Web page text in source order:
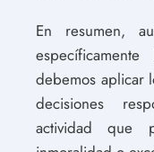
En resumen,
debemos aplicar
decisiones
actividad que